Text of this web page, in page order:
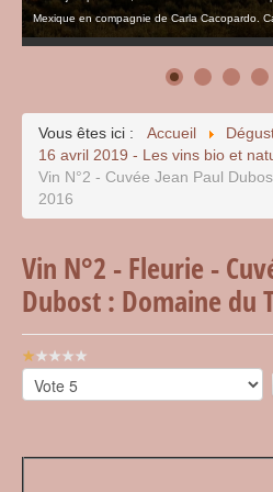
Mexique en compagnie de Carla Cacopardo.
Vous êtes ici : Accueil
16 avril 2019 - Les vins bio et
Vin N°2 - Cuvée Jean Paul
2016
Vin N°2 - Fleurie -
Dubost : Domaine du
Vote
utilisateur:
Veuillez
voter